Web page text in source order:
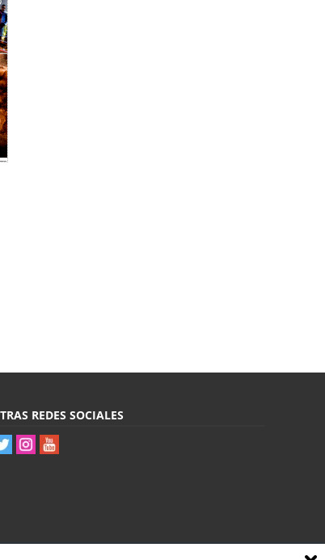
REDES SOCIALES